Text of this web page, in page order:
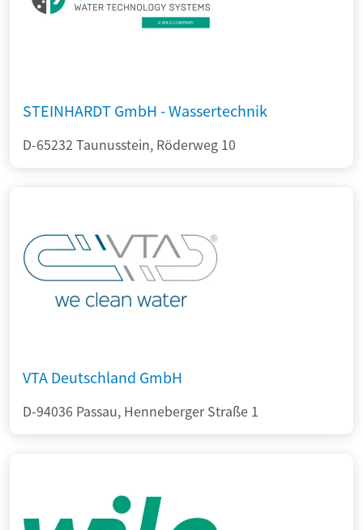
STEINHARDT GmbH - Wassertechnik
D-65232 Taunusstein, Röderweg 10
VTA Deutschland GmbH
D-94036 Passau, Henneberger Straße 1